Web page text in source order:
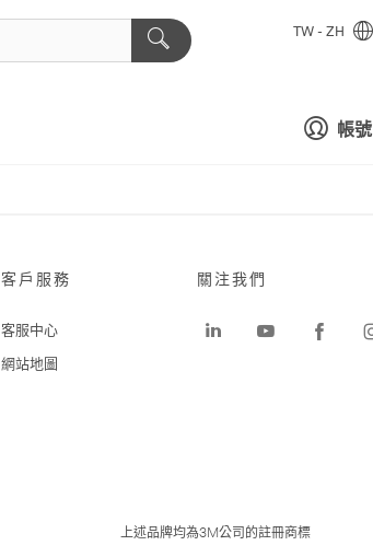
帳號
TW - ZH
客戶服務
客服中心
網站地圖
關注我們
上述品牌均為3M公司的註冊商標